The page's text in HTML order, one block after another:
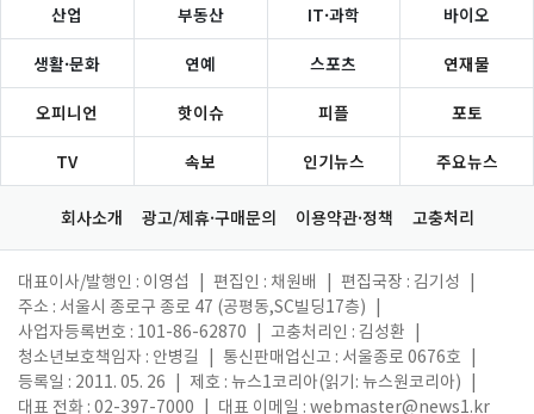
산업 부동산 IT·과학 바이오
생활·문화 연예 스포츠 연재물
오피니언 핫이슈 피플 포토
TV 속보 인기뉴스 주요뉴스
회사소개 광고/제휴·구매문의 이용약관·정책 고충처리
대표이사/발행인 : 이영섭 편집인 : 채원배 편집국장 : 김기성
주소 : 서울시 종로구 종로 47 (공평동,SC빌딩17층)
사업자등록번호 : 101-86-62870
고충처리인 : 김성환
청소년보호책임자 : 안병길
통신판매업신고 : 서울종로 0676호
등록일 : 2011. 05. 26
제호 : 뉴스1코리아(읽기: 뉴스원코리아)
대표 전화 : 02-397-7000
대표 이메일 : webmaster@news1.kr